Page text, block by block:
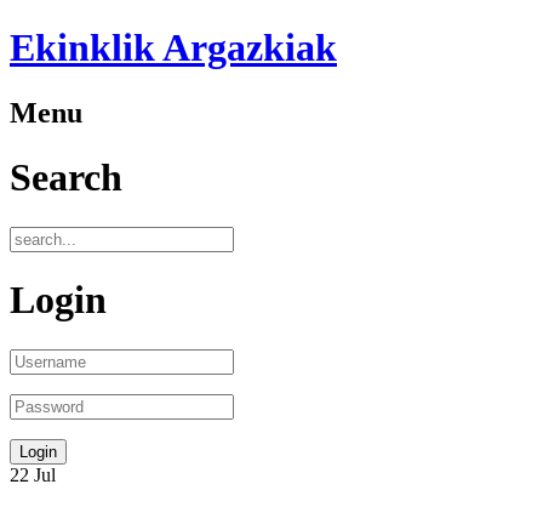
Ekinklik Argazkiak
Menu
Search
Login
22 Jul